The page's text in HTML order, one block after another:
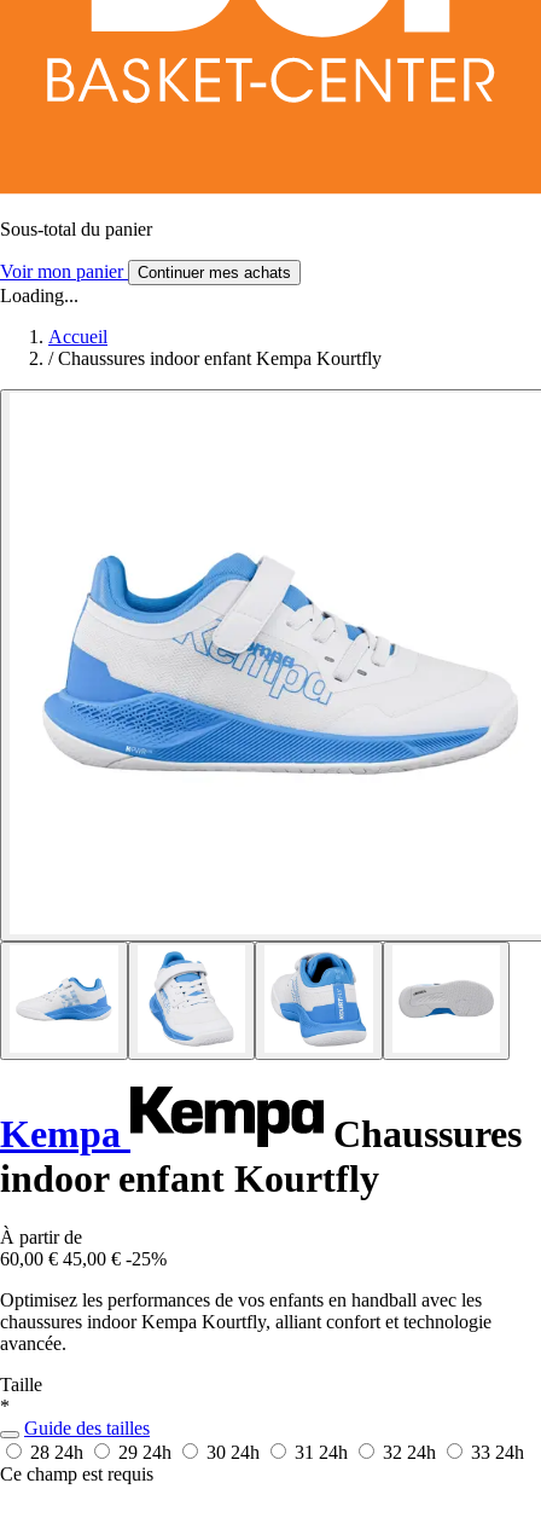
Sous-total du panier
Voir mon panier Continuer mes achats
Loading...
Accueil
/ Chaussures indoor enfant Kempa Kourtfly
Kempa
Chaussures
indoor enfant Kourtfly
À partir de
60,00 € 45,00 € -25%
Optimisez les performances de vos enfants en handball avec les
chaussures indoor Kempa Kourtfly, alliant confort et technologie
avancée.
Taille
*
Guide des tailles
28 24h 29 24h 30 24h 31 24h 32 24h 33 24h
Ce champ est requis